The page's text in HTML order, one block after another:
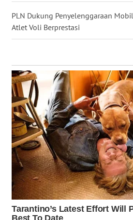
PLN Dukung Penyelenggaraan
Atlet Voli Berprestasi
WN
TAPANULI
TANJUNG
LESUNG
WN
KARO
WN
SIMALUNGUN
WN
LABUHANBATU
WN